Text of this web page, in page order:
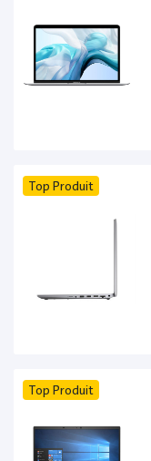
Top Produit
Top Produit